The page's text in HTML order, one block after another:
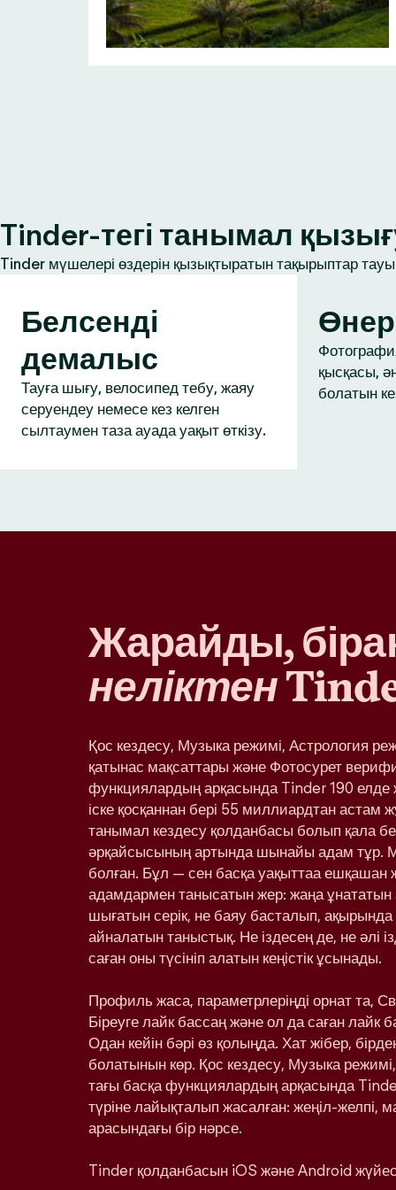
Tinder-тегі танымал
Tinder мүшелері өздерін қызықтыратын тақырыптар
Белсенді
демалыс
Тауға шығу, велосипед тебу, жаяу
серуендеу немесе кез келген
сылтаумен таза ауада уақыт өткізу.
Өнер
қысқасы,
болатын
Жарайды,
неліктен
Қос кездесу, Музыка режимі, Астрология
қатынас мақсаттары және Фотосурет
функциялардың арқасында Tinder 190 елде
іске қосқаннан бері 55 миллиардтан астам
танымал кездесу қолданбасы болып қала
әрқайсысының артында шынайы адам тұр.
болған. Бұл — сен басқа уақыттаа ешқашан
адамдармен танысатын жер: жаңа ұнататын
шығатын серік, не баяу басталып,
айналатын таныстық. Не іздесең де, не әлі
саған оны түсініп алатын кеңістік ұсынады.
Профиль жаса, параметрлеріңді орнат та,
Біреуге лайк бассаң және ол да саған лайк
Одан кейін бәрі өз қолыңда. Хат жібер,
болатынын көр. Қос кездесу, Музыка
тағы басқа функциялардың арқасында
түріне лайықталып жасалған: жеңіл-желпі,
арасындағы бір нәрсе.
Tinder қолданбасын iOS және Android